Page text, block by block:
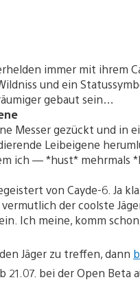
immer mit ihrem
und ein
gebaut sein…
Messer gezückt und in
Leibeigene
ich — *hust* mehrmals
von Cayde-6. Ja
der coolste
Ich meine, komm
Jäger zu treffen, dann
21.07. bei der Open Beta